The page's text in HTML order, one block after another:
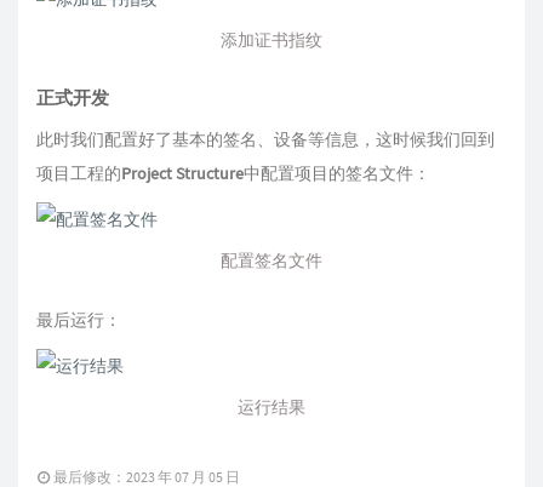
添加证书指纹
正式开发
此时我们配置好了基本的签名、设备等信息，这时候我们回到
项目工程的Project Structure中配置项目的签名文件：
配置签名文件
最后运行：
运行结果
最后修改：2023 年 07 月 05 日